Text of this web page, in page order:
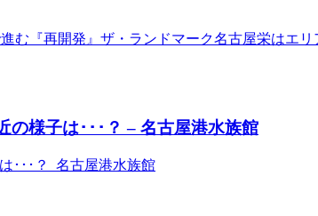
む『再開発』ザ・ランドマーク名古屋栄はエリ
の様子は･･･？ – 名古屋港水族館
･･･？ 名古屋港水族館